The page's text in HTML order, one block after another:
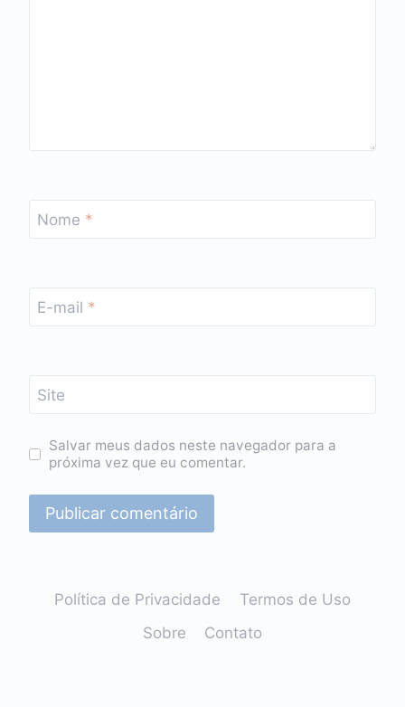
Nome *
E-mail *
Site
Salvar meus dados neste navegador para a
próxima vez que eu comentar.
Política de Privacidade
Termos de Uso
Sobre
Contato